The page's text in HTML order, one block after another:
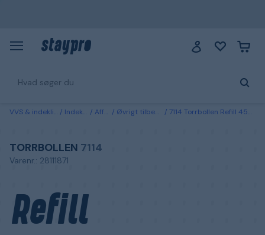
VVS & indeklima Indeklima Affugter Øvrigt tilbehør til affugtere 7114 Torrbollen Refill 450 g, 3-pak, til fugtabsorberende enheder
TORRBOLLEN 7114
Varenr.: 28111871
Refill